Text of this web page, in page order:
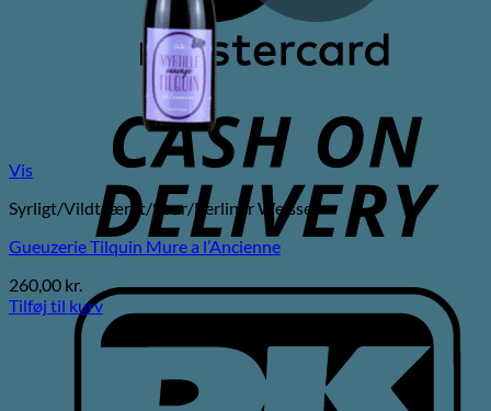
Vis
Syrligt/Vildtgæret/Sour/Berliner Weisse
Gueuzerie Tilquin Mure a l’Ancienne
260,00 kr.
Tilføj til kurv